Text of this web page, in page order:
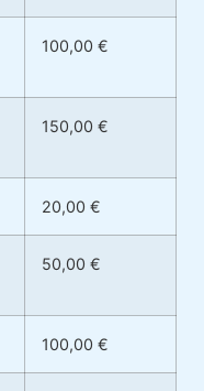
100,00 €
150,00 €
20,00 €
50,00 €
100,00 €